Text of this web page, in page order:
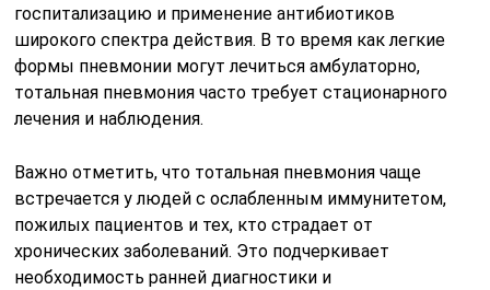
госпитализацию и применение антибиотиков
широкого спектра действия. В то время как легкие
формы пневмонии могут лечиться амбулаторно,
тотальная пневмония часто требует стационарного
лечения и наблюдения.
Важно отметить, что тотальная пневмония чаще
встречается у людей с ослабленным иммунитетом,
пожилых пациентов и тех, кто страдает от
хронических заболеваний. Это подчеркивает
необходимость ранней диагностики и